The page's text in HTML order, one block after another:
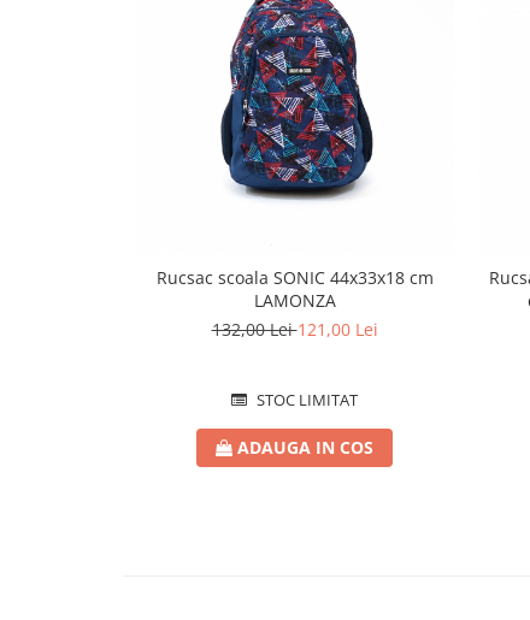
Rucsac scoala SONIC 44x33x18 cm
LAMONZA
132,00 Lei121,00 Lei
STOC LIMITAT
ADAUGA IN COS